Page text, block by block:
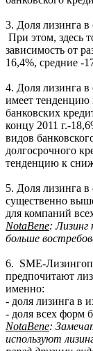
3. Доля лизинга
При этом, здесь
зависимость от
16,4%, средние -
4. Доля лизинга
имеет тенденцию
банковских
концу 2011 г.-
видов
долгосрочного
тенденцию к
5. Доля лизинга
существенно
для компаний
NotaBene: Лизинг
больше
6. SME-
предпочитают
именно:
- доля лизинга в
- доля всех форм
NotaBene:
используют